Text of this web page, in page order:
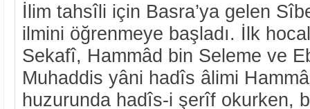
İlim tahsîli için Basra’ya gelen
ilmini öğrenmeye başladı. İlk
Sekafî, Hammâd bin Seleme ve
Muhaddis yâni hadîs âlimi
huzurunda hadîs-i şerîf okurken,